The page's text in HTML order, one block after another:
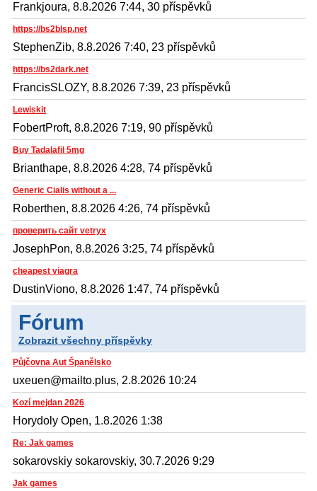
Frankjoura, 8.8.2026 7:44, 30 příspěvků
https://bs2blsp.net
StephenZib, 8.8.2026 7:40, 23 příspěvků
https://bs2dark.net
FrancisSLOZY, 8.8.2026 7:39, 23 příspěvků
Lewiskit
FobertProft, 8.8.2026 7:19, 90 příspěvků
Buy Tadalafil 5mg
Brianthape, 8.8.2026 4:28, 74 příspěvků
Generic Cialis without a ...
Roberthen, 8.8.2026 4:26, 74 příspěvků
проверить сайт vetryx
JosephPon, 8.8.2026 3:25, 74 příspěvků
cheapest viagra
DustinViono, 8.8.2026 1:47, 74 příspěvků
Fórum
Zobrazit všechny příspěvky
Půjčovna Aut Španělsko
uxeuen@mailto.plus, 2.8.2026 10:24
Kozí mejdan 2026
Horydoly Open, 1.8.2026 1:38
Re: Jak games
sokarovskiy sokarovskiy, 30.7.2026 9:29
Jak games